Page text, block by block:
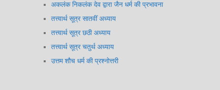
अकलंक निकलंक देव द्वारा जैन धर्म की प्रभावना
तत्त्वार्थ सूत्र सातवीं अध्याय
तत्त्वार्थ सूत्र छठी अध्याय
तत्त्वार्थ सूत्र चतुर्थ अध्याय
उत्तम शौच धर्म की प्रश्नोत्तरी